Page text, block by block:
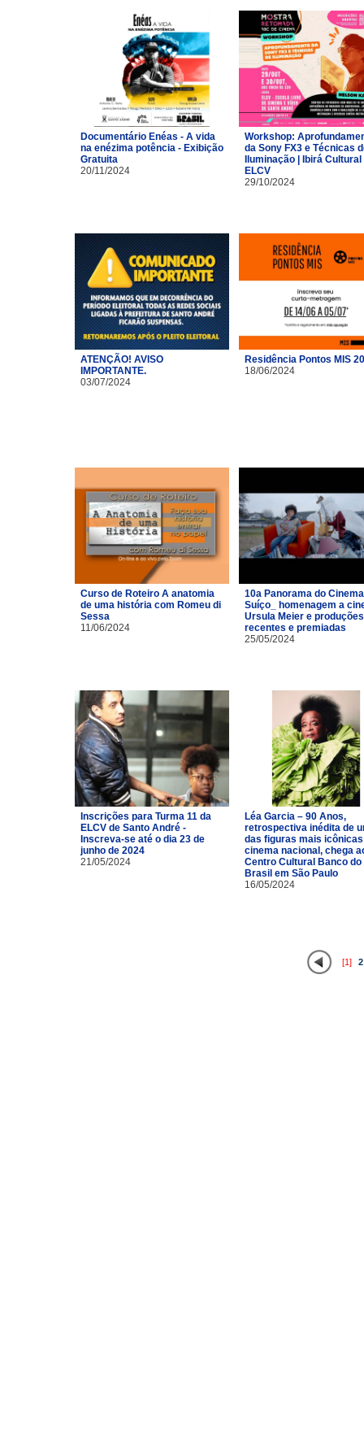
Documentário Enéas - A vida
na enézima potência - Exibição
Gratuita
20/11/2024
Workshop:
da Sony FX3 e Técnicas
Iluminação | Ibirá Cultural
ELCV
29/10/2024
ATENÇÃO! AVISO
IMPORTANTE.
03/07/2024
Residência Pontos MIS
18/06/2024
Curso de Roteiro A anatomia
de uma história com Romeu di
Sessa
11/06/2024
10a Panorama do Cinema
Suíço_ homenagem a
Ursula Meier e produções
recentes e premiadas
25/05/2024
Inscrições para Turma 11 da
ELCV de Santo André -
Inscreva-se até o dia 23 de
junho de 2024
21/05/2024
Léa Garcia – 90 Anos,
retrospectiva inédita de
das figuras mais
cinema nacional, chega
Centro Cultural Banco do
Brasil em São Paulo
16/05/2024
[1] 2